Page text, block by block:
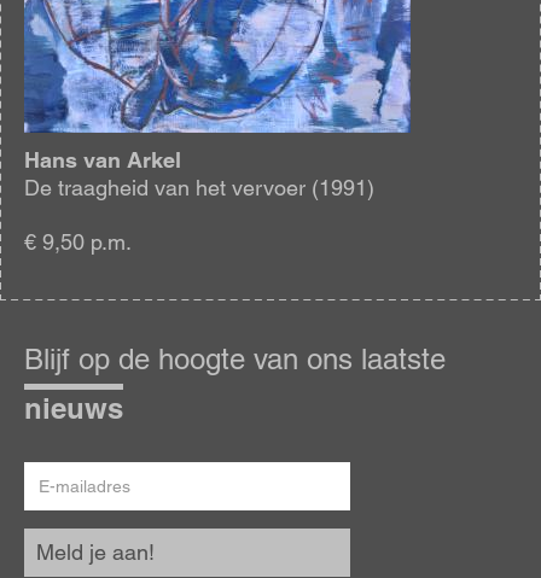
Hans van Arkel
De traagheid van het vervoer (1991)
€ 9,50 p.m.
op
de
hoogte
Blijf op de hoogte van ons laatste
nieuws
mailadres
Meld je aan!